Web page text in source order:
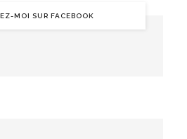
MOI SUR FACEBOOK